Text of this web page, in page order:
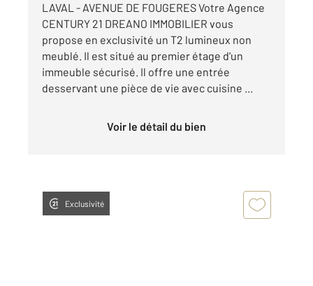
LAVAL - AVENUE DE FOUGERES Votre Agence
CENTURY 21 DREANO IMMOBILIER vous
propose en exclusivité un T2 lumineux non
meublé. Il est situé au premier étage d'un
immeuble sécurisé. Il offre une entrée
desservant une pièce de vie avec cuisine ...
Voir le détail du bien
Exclusivité